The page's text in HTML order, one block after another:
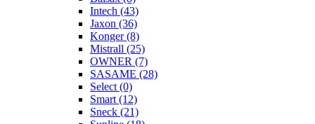
Intech (43)
Jaxon (36)
Konger (8)
Mistrall (25)
OWNER (7)
SASAME (28)
Select (0)
Smart (12)
Sneck (21)